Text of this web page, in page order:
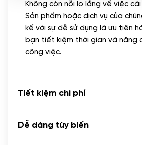
CÀI ĐẶT PLUGINS
Cài đặt plugin theo yêu
(+100.000 VND)
Cài plugin xử lý thanh
Không còn nỗi lo lắng về việc
Sản phẩm hoặc dịch vụ của
kế với sự dễ sử dụng là ưu tiên
bạn tiết kiệm thời gian và nâng
công việc.
Tiết kiệm chi phí
Dễ dàng tùy biến